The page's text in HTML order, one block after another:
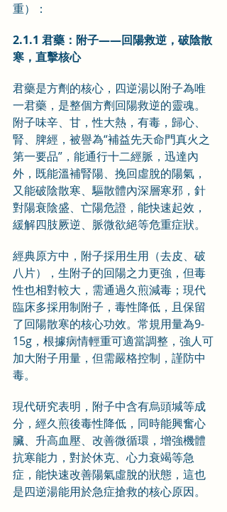
重）：
2.1.1 君藥：附子——回陽救逆，破陰散
寒，直擊核心
君藥是方劑的核心，四逆湯以附子為唯
一君藥，是整個方劑回陽救逆的靈魂。
附子味辛、甘，性大熱，有毒，歸心、
腎、脾經，被譽為“補益先天命門真火之
第一要品”，能通行十二經脈，迅達內
外，既能溫補腎陽、挽回虛脫的陽氣，
又能破陰散寒、驅散體內深層寒邪，針
對陽衰陰盛、亡陽危證，能快速起效，
緩解四肢厥逆、脈微欲絕等危重症狀。
經典原方中，附子採用生用（去皮、破
八片），生附子的回陽之力更強，但毒
性也相對較大，需通過久煎減毒；現代
臨床多採用制附子，毒性降低，且保留
了回陽散寒的核心功效。常規用量為9-
15g，根據病情輕重可適當調整，強人可
加大附子用量，但需嚴格控制，謹防中
毒。
現代研究表明，附子中含有烏頭堿等成
分，經久煎後毒性降低，同時能興奮心
臟、升高血壓、改善微循環，增強機體
抗寒能力，對於休克、心力衰竭等急
症，能快速改善陽氣虛脫的狀態，這也
是四逆湯能用於急症搶救的核心原因。